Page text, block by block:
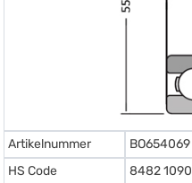
Artikelnummer
BO654069
HS Code
8482 1090